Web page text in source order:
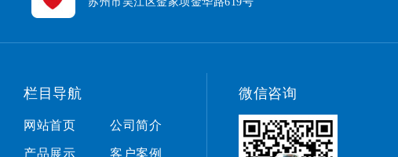
栏目导航
网站首页 公司简介
产品展示 客户案例
微信咨询